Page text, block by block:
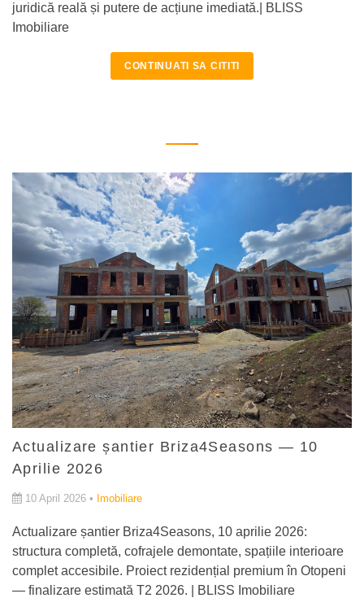
juridică reală și putere de acțiune imediată.| BLISS
Imobiliare
CONTINUATI SA CITITI
Actualizare șantier Briza4Seasons — 10
Aprilie 2026
10 April 2026 • Imobiliare
Actualizare șantier Briza4Seasons, 10 aprilie 2026:
structura completă, cofrajele demontate, spațiile interioare
complet accesibile. Proiect rezidențial premium în Otopeni
— finalizare estimată T2 2026. | BLISS Imobiliare